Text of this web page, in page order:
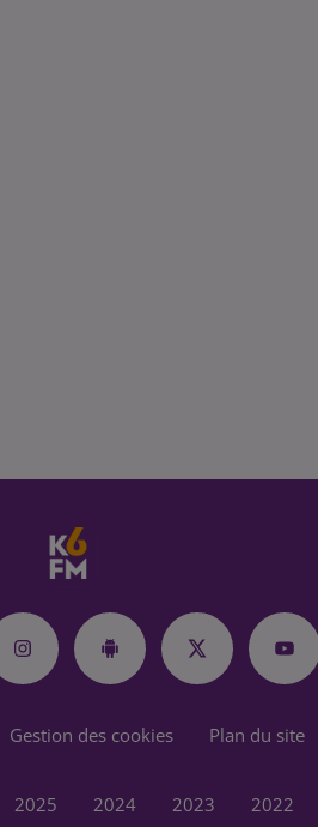
Gestion des cookies Plan du site
2025 2024 2023 2022